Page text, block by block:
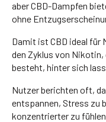
aber CBD-Dampfen
ohne
Damit ist CBD ideal für
den Zyklus von Nikotin,
besteht, hinter sich
Nutzer berichten oft,
entspannen, Stress zu
konzentrierter zu